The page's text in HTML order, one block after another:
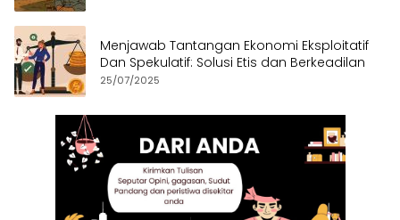
Menjawab Tantangan Ekonomi Eksploitatif
Dan Spekulatif: Solusi Etis dan Berkeadilan
25/07/2025